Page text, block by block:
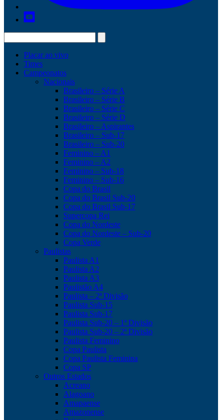
Placar ao vivo
Times
Campeonatos
Nacionais
Brasileiro – Série A
Brasileiro – Série B
Brasileiro – Série C
Brasileiro – Série D
Brasileiro – Aspirantes
Brasileiro – Sub-17
Brasileiro – Sub-20
Feminino – A1
Feminino – A2
Feminino – Sub-18
Feminino – Sub-16
Copa do Brasil
Copa do Brasil Sub-20
Copa do Brasil Sub-17
Supercopa Rei
Copa do Nordeste
Copa do Nordeste – Sub-20
Copa Verde
Paulistas
Paulista A1
Paulista A2
Paulista A3
Paulistão A4
Paulista – 2ª Divisão
Paulista Sub-15
Paulista Sub-17
Paulista Sub-20 – 1ª Divisão
Paulista Sub-20 – 2ª Divisão
Paulista Feminino
Copa Paulista
Copa Paulista Feminina
Copa SP
Outros Estados
Acreano
Alagoano
Amapaense
Amazonense